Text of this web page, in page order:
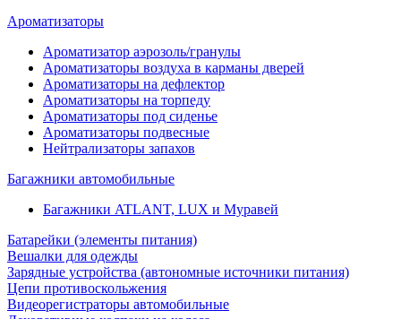
Ароматизаторы
Ароматизатор аэрозоль/гранулы
Ароматизаторы воздуха в карманы дверей
Ароматизаторы на дефлектор
Ароматизаторы на торпеду
Ароматизаторы под сиденье
Ароматизаторы подвесные
Нейтрализаторы запахов
Багажники автомобильные
Багажники ATLANT, LUX и Муравей
Батарейки (элементы питания)
Вешалки для одежды
Зарядные устройства (автономные источники питания)
Цепи противоскольжения
Видеорегистраторы автомобильные